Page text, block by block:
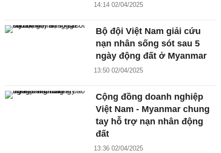
14:14 02/04/2025
Bộ đội Việt Nam giải cứu
nạn nhân sống sót sau 5
ngày động đất ở Myanmar
13:50 02/04/2025
Cộng đồng doanh nghiệp
Việt Nam - Myanmar chung
tay hỗ trợ nạn nhân động
đất
13:36 02/04/2025